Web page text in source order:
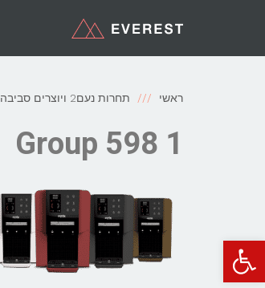
פתח סרגל נגישות
ראשי תחרות נעם2 ויוצרים סביבה
Group 598 1